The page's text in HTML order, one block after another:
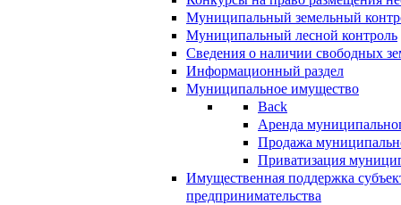
Муниципальный земельный
Муниципальный лесной контроль
Сведения о наличии свободных
Информационный раздел
Муниципальное имущество
Back
Аренда
Продажа
Приватизация
Имущественная поддержка
предпринимательства